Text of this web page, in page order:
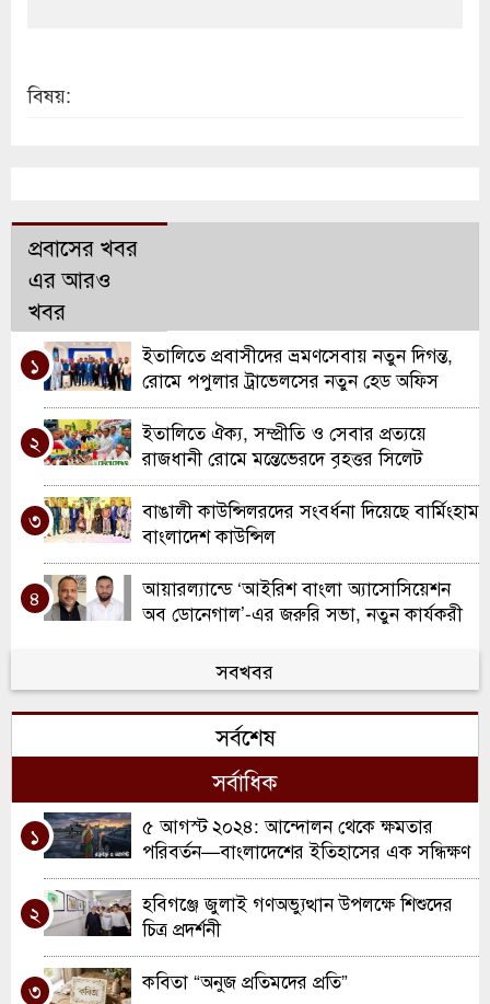
বিষয়:
প্রবাসের খবর
এর আরও
খবর
১
ইতালিতে প্রবাসীদের ভ্রমণসেবায় নতুন দিগন্ত,
রোমে পপুলার ট্রাভেলসের নতুন হেড অফিস
উদ্বোধন
২
ইতালিতে ঐক্য, সম্প্রীতি ও সেবার প্রত্যয়ে
রাজধানী রোমে মন্তেভেরদে বৃহত্তর সিলেট
সমিতির যাত্রা
৩
বাঙালী কাউন্সিলরদের সংবর্ধনা দিয়েছে বার্মিংহাম
বাংলাদেশ কাউন্সিল
৪
আয়ারল্যান্ডে ‘আইরিশ বাংলা অ্যাসোসিয়েশন
অব ডোনেগাল’-এর জরুরি সভা, নতুন কার্যকরী
ওয়ালসলে কিরণ বালতির উদ্যোগে কাউন্সিলর
দিলু মিয়াকে সংবর্ধনা
৬
রচডেল আনজুমানে আল ইসলাহ’র বার্ষিক
সাধারণ সভা ও নির্বাচন
৭
স্কুল ইন্সপেকশনে অসাধারণ স্বীকৃতি ; দারুল
হাদিস লতিফিয়ার ঐতিহাসিক সাফল্য উদযাপন
৮
স্পোর্টস টু ওয়ার্ক প্রেসেন্ট ইউ বি এ স্যাটেলাইট
ব্যাডমিন্টন টুর্নামেন্ট অনুষ্ঠিত
৯
ওয়ালসালে ন্যাশনাল ডাবল ক্যারম
সবখবর
সর্বশেষ
সর্বাধিক
১
৫ আগস্ট ২০২৪: আন্দোলন থেকে ক্ষমতার
পরিবর্তন—বাংলাদেশের ইতিহাসের এক সন্ধিক্ষণ
২
হবিগঞ্জে জুলাই গণঅভ্যুত্থান উপলক্ষে শিশুদের
চিত্র প্রদর্শনী
৩ কবিতা “অনুজ প্রতিমদের প্রতি”